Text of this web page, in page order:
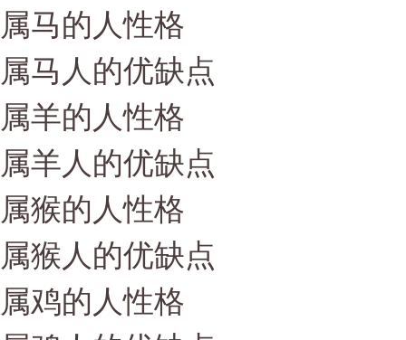
属马的人性格
属马人的优缺点
属羊的人性格
属羊人的优缺点
属猴的人性格
属猴人的优缺点
属鸡的人性格